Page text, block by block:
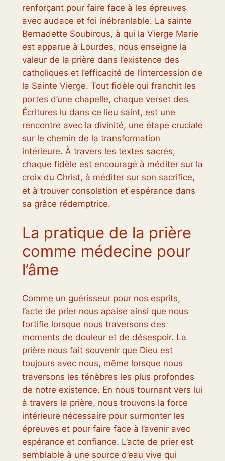
renforçant pour faire face à les épreuves
avec audace et foi inébranlable. La sainte
Bernadette Soubirous, à qui la Vierge Marie
est apparue à Lourdes, nous enseigne la
valeur de la prière dans l’existence des
catholiques et l’efficacité de l’intercession de
la Sainte Vierge. Tout fidèle qui franchit les
portes d’une chapelle, chaque verset des
Écritures lu dans ce lieu saint, est une
rencontre avec la divinité, une étape cruciale
sur le chemin de la transformation
intérieure. À travers les textes sacrés,
chaque fidèle est encouragé à méditer sur la
croix du Christ, à méditer sur son sacrifice,
et à trouver consolation et espérance dans
sa grâce rédemptrice.
La pratique de la prière
comme médecine pour
l’âme
Comme un guérisseur pour nos esprits,
l’acte de prier nous apaise ainsi que nous
fortifie lorsque nous traversons des
moments de douleur et de désespoir. La
prière nous fait souvenir que Dieu est
toujours avec nous, même lorsque nous
traversons les ténèbres les plus profondes
de notre existence. En nous tournant vers lui
à travers la prière, nous trouvons la force
intérieure nécessaire pour surmonter les
épreuves et pour faire face à l’avenir avec
espérance et confiance. L’acte de prier est
semblable à une source d’eau vive qui